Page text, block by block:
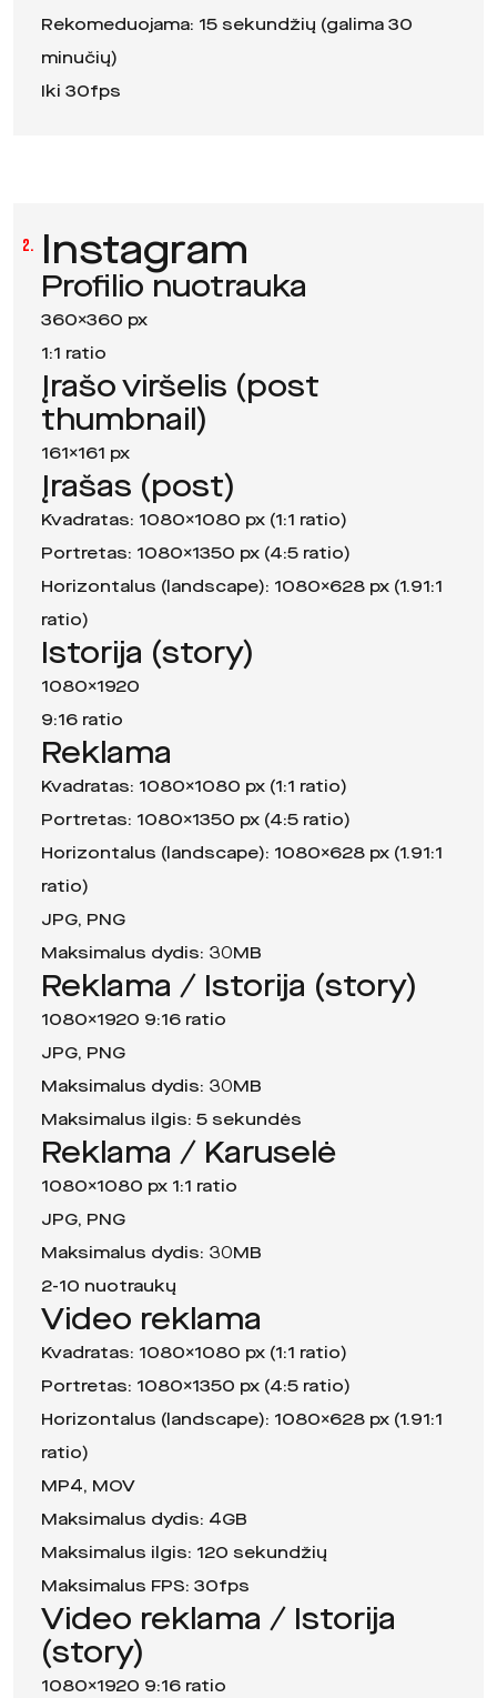
Rekomeduojama: 15 sekundžių (galima 30
minučių)
Iki 30fps
2. Instagram
Profilio nuotrauka
360×360 px
1:1 ratio
Įrašo viršelis (post
thumbnail)
161×161 px
Įrašas (post)
Kvadratas: 1080×1080 px (1:1 ratio)
Portretas: 1080×1350 px (4:5 ratio)
Horizontalus (landscape): 1080×628 px (1.91:1
ratio)
Istorija (story)
1080×1920
9:16 ratio
Reklama
Kvadratas: 1080×1080 px (1:1 ratio)
Portretas: 1080×1350 px (4:5 ratio)
Horizontalus (landscape): 1080×628 px (1.91:1
ratio)
JPG, PNG
Maksimalus dydis: 30MB
Reklama / Istorija (story)
1080×1920 9:16 ratio
JPG, PNG
Maksimalus dydis: 30MB
Maksimalus ilgis: 5 sekundės
Reklama / Karuselė
1080×1080 px 1:1 ratio
JPG, PNG
Maksimalus dydis: 30MB
2-10 nuotraukų
Video reklama
Kvadratas: 1080×1080 px (1:1 ratio)
Portretas: 1080×1350 px (4:5 ratio)
Horizontalus (landscape): 1080×628 px (1.91:1
ratio)
MP4, MOV
Maksimalus dydis: 4GB
Maksimalus ilgis: 120 sekundžių
Maksimalus FPS: 30fps
Video reklama / Istorija
(story)
1080×1920 9:16 ratio